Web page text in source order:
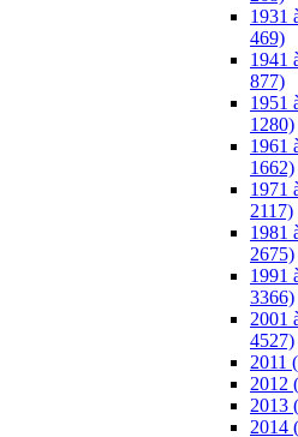
1931
469)
1941
877)
1951
1280)
1961
1662)
1971
2117)
1981
2675)
1991
3366)
2001
4527)
2011
2012
2013
2014